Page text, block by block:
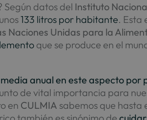
Según datos del Instituto
133 litros por habitante. Esta
Naciones Unidas para la
que se produce en el
anual en este aspecto por
de vital importancia para
en CULMIA sabemos que hasta